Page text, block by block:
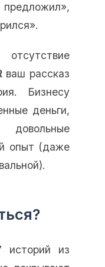
предложил»,
ваш рассказ
Бизнесу
деньги,
довольные
опыт (даже
историй из